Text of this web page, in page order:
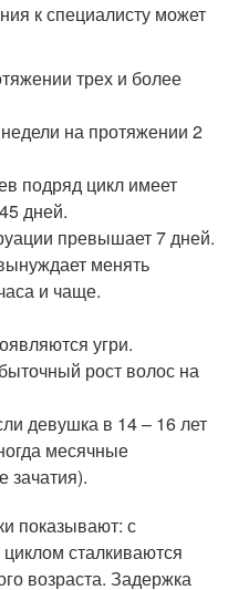
к специалисту может
трех и более
на протяжении 2
подряд цикл имеет
дней.
превышает 7 дней.
менять
и чаще.
угри.
рост волос на
девушка в 14 – 16 лет
месячные
зачатия).
показывают: с
сталкиваются
возраста. Задержка